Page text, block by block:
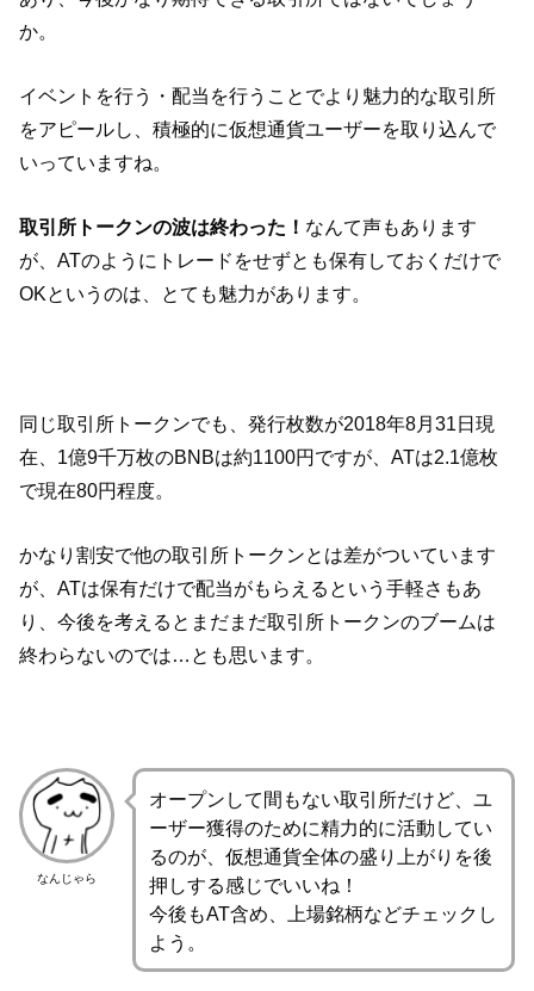
か。
イベントを行う・配当を行うことでより魅力的な取引所
をアピールし、積極的に仮想通貨ユーザーを取り込んで
いっていますね。
取引所トークンの波は終わった！ なんて声もあります
が、ATのようにトレードをせずとも保有しておくだけで
OKというのは、とても魅力があります。
同じ取引所トークンでも、発行枚数が2018年8月31日現
在、1億9千万枚のBNBは約1100円ですが、ATは2.1億枚
で現在80円程度。
かなり割安で他の取引所トークンとは差がついています
が、ATは保有だけで配当がもらえるという手軽さもあ
り、今後を考えるとまだまだ取引所トークンのブームは
終わらないのでは…とも思います。
なんじゃら
オープンして間もない取引所だけど、ユ
ーザー獲得のために精力的に活動してい
るのが、仮想通貨全体の盛り上がりを後
押しする感じでいいね！
今後もAT含め、上場銘柄などチェックし
よう。